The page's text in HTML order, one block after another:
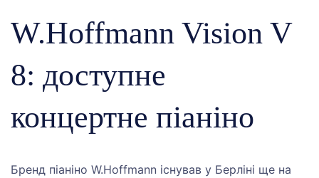
W.Hoffmann Vision V
8: доступне
концертне піаніно
Бренд піаніно W.Hoffmann існував у Берліні ще на